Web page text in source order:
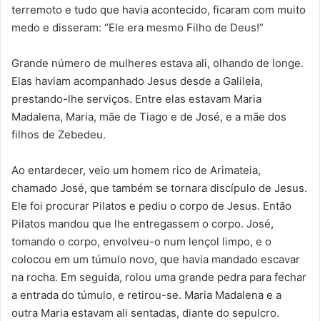
terremoto e tudo que havia acontecido, ficaram com muito
medo e disseram: “Ele era mesmo Filho de Deus!”
Grande número de mulheres estava ali, olhando de longe.
Elas haviam acompanhado Jesus desde a Galileia,
prestando-lhe serviços. Entre elas estavam Maria
Madalena, Maria, mãe de Tiago e de José, e a mãe dos
filhos de Zebedeu.
Ao entardecer, veio um homem rico de Arimateia,
chamado José, que também se tornara discípulo de Jesus.
Ele foi procurar Pilatos e pediu o corpo de Jesus. Então
Pilatos mandou que lhe entregassem o corpo. José,
tomando o corpo, envolveu-o num lençol limpo, e o
colocou em um túmulo novo, que havia mandado escavar
na rocha. Em seguida, rolou uma grande pedra para fechar
a entrada do túmulo, e retirou-se. Maria Madalena e a
outra Maria estavam ali sentadas, diante do sepulcro.